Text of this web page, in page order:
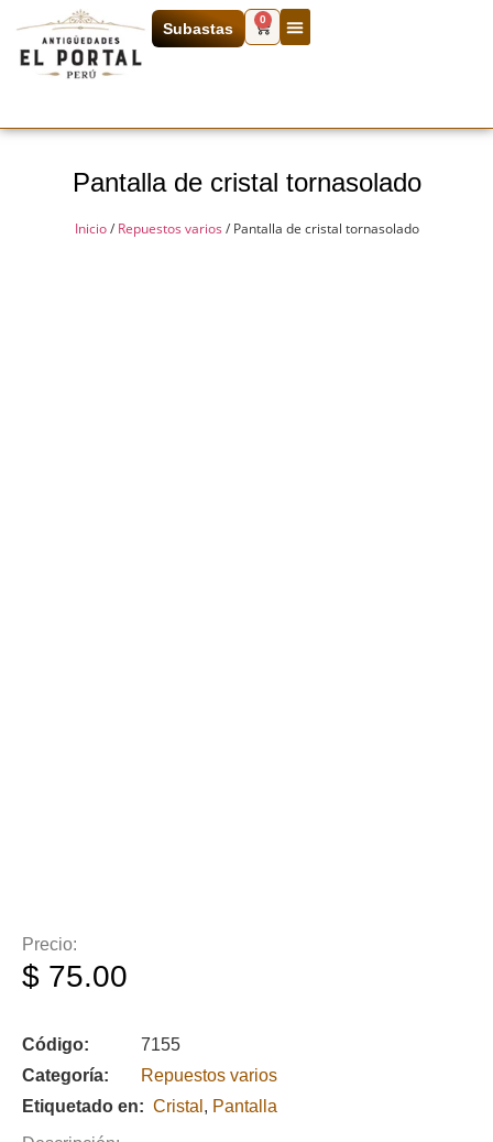
Subastas
0
Pantalla de cristal tornasolado
Inicio/ Repuestos varios / Pantalla de cristal tornasolado
Precio:
$ 75.00
Código:
7155
Categoría:
Repuestos varios
Etiquetado en: Cristal , Pantalla